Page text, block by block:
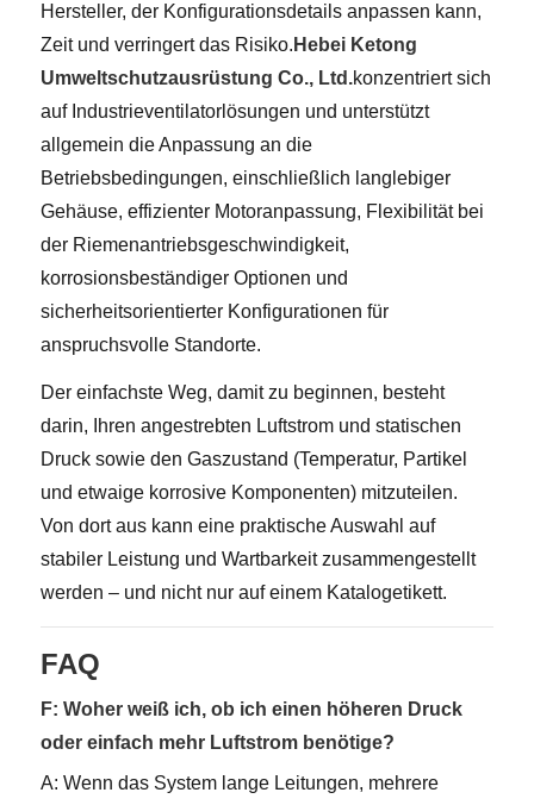
Hersteller, der Konfigurationsdetails anpassen kann,
Zeit und verringert das Risiko. Hebei Ketong
Umweltschutzausrüstung Co., Ltd.konzentriert sich
auf Industrieventilatorlösungen und unterstützt
allgemein die Anpassung an die
Betriebsbedingungen, einschließlich langlebiger
Gehäuse, effizienter Motoranpassung, Flexibilität bei
der Riemenantriebsgeschwindigkeit,
korrosionsbeständiger Optionen und
sicherheitsorientierter Konfigurationen für
anspruchsvolle Standorte.
Der einfachste Weg, damit zu beginnen, besteht
darin, Ihren angestrebten Luftstrom und statischen
Druck sowie den Gaszustand (Temperatur, Partikel
und etwaige korrosive Komponenten) mitzuteilen.
Von dort aus kann eine praktische Auswahl auf
stabiler Leistung und Wartbarkeit zusammengestellt
werden – und nicht nur auf einem Katalogetikett.
FAQ
F: Woher weiß ich, ob ich einen höheren Druck
oder einfach mehr Luftstrom benötige?
A: Wenn das System lange Leitungen, mehrere